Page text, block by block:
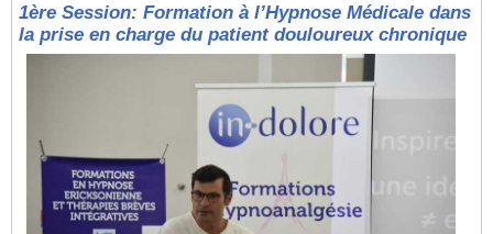
1ère Session: Formation à l’Hypnose Médicale dans
la prise en charge du patient douloureux chronique